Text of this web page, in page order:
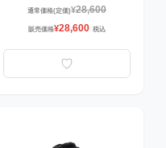
Black 【100-400ｍ、ハードル向
き】
通常価格(定価)¥28,600
販売価格¥28,600 税込